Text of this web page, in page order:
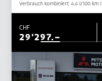
Verbrauch kombiniert: 4.4 l/100 km
CHF
29'297.–